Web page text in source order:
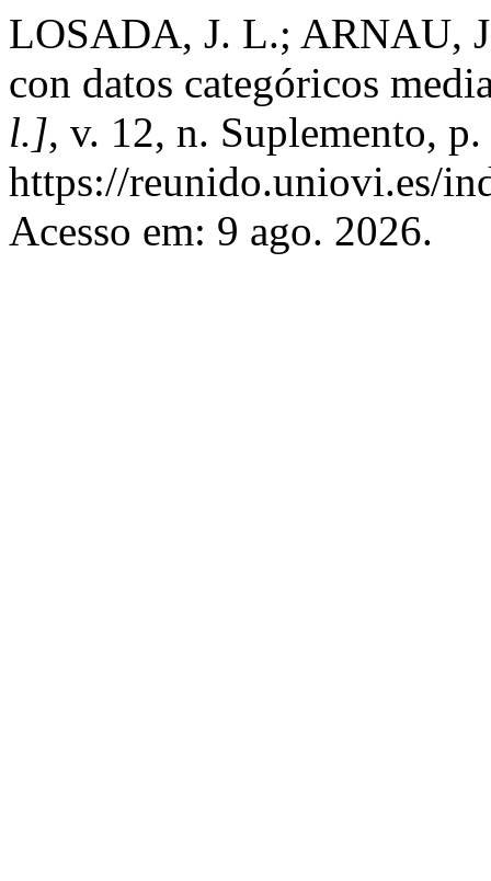
LOSADA, J. L.; ARNAU,
con datos categóricos
l.], v. 12, n. Suplemento,
https://reunido.uniovi.es/
Acesso em: 9 ago. 2026.